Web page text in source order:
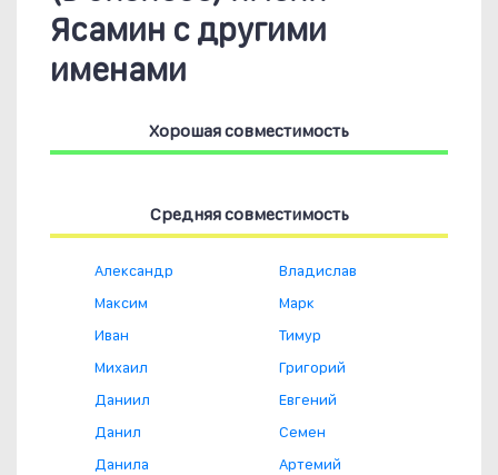
Ясамин с другими
именами
Хорошая совместимость
Средняя совместимость
Александр
Максим
Иван
Михаил
Даниил
Данил
Данила
Владислав
Марк
Тимур
Григорий
Евгений
Семен
Артемий